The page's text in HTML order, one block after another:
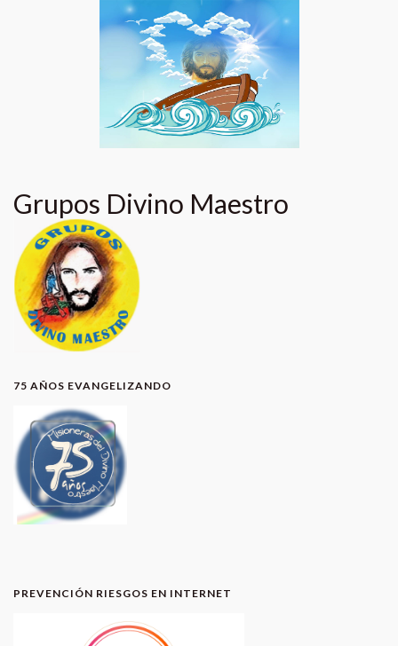
Grupos Divino Maestro
75 AÑOS EVANGELIZANDO
PREVENCIÓN RIESGOS EN INTERNET